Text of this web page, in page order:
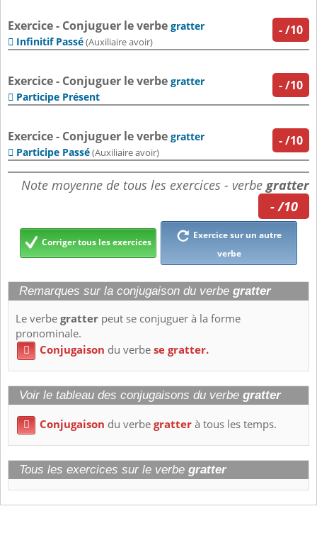
-/10
Exercice - Conjuguer le verbe gratter
 Infinitif Passé(Auxiliaire avoir)
-/10
Exercice - Conjuguer le verbe gratter
 Participe Présent
-/10
Exercice - Conjuguer le verbe gratter
 Participe Passé(Auxiliaire avoir)
Note moyenne de tous les exercices - verbe gratter
- /10
Corriger tous les exercices
Exercice sur un autre
verbe
Remarques sur la conjugaison du verbe gratter
Le verbegratter peut se conjuguer à la forme
pronominale.
 Conjugaison du verbese gratter.
Voir le tableau des conjugaisons du verbe gratter
 Conjugaison du verbegratterà tous les temps.
Tous les exercices sur le verbe gratter